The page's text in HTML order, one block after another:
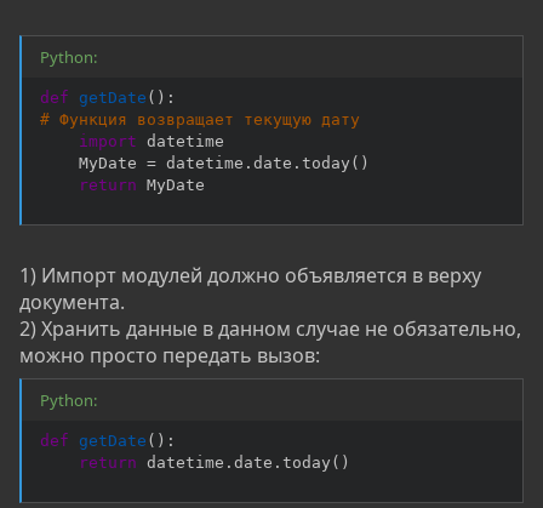
Python:
def getDate ( ) :
# Функция возвращает текущую дату
import datetime
    MyDate
= datetime . date . today ( )
return MyDate
1) Импорт модулей должно объявляется в верху
документа.
2) Хранить данные в данном случае не обязательно,
можно просто передать вызов:
Python:
def getDate ( ) :
return datetime . date . today ( )